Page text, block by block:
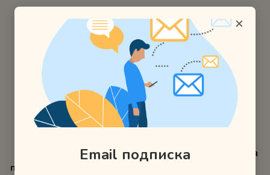
Преимущества нашей
платформы:
Мы стремимся предоставить удобное и гибкое обучение,
поэтому наша платформа доступна 24/7. Вы можете
выбирать собственное время и темп обучения в
соответствии с вашими потребностями и расписанием.
Богатый выбор курсов
по различным тематикам
Гибкий режим обучения
×
Email подписка